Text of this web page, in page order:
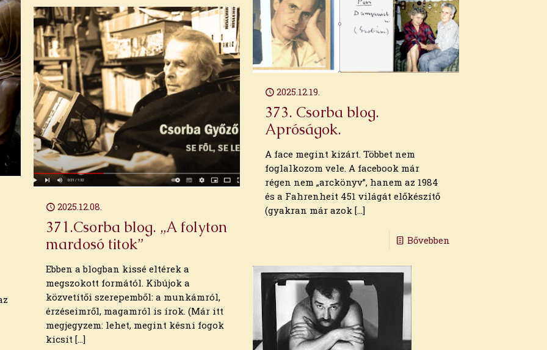
2025.12.19.
373. Csorba blog.
Apróságok.
A face megint kizárt. Többet nem
foglalkozom vele. A facebook már
régen nem „arckönyv”, hanem az 1984
és a Fahrenheit 451 világát előkészítő
(gyakran már azok […]
Bővebben
2025.12.08.
371.Csorba blog. „A folyton
mardosó titok”
Ebben a blogban kissé eltérek a
megszokott formától. Kibújok a
közvetítői szerepemből: a munkámról,
érzéseimről, magamról is írok. (Már itt
megjegyzem: lehet, megint késni fogok
kicsit […]